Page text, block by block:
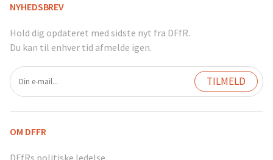
NYHEDSBREV
Hold dig opdateret med sidste nyt fra DFfR.
Du kan til enhver tid afmelde igen.
OM DFFR
DFfRs politiske ledelse